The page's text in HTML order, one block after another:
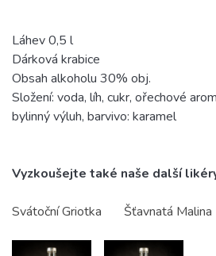
Láhev 0,5 l
Dárková krabice
Obsah alkoholu 30% obj.
Složení: voda, líh, cukr, ořechové
bylinný výluh, barvivo: karamel
Vyzkoušejte také naše další
Svátoční Griotka Šťavnatá Malina